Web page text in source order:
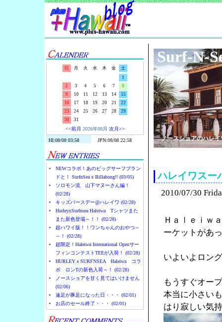
日 月 火 水 木 金
土
1
2
3 4 5 6 7
8
9
10 11 12 13 14
15
16
17 18 19 20 21
22
23
24 25 26 27 28
29
30
31
<<前月 2026年08月 次月>>
NEWコラボ！あのビッグサーフブラン
ドと！ SurfnSea x Billabong!! (03/05)
ソロモン流 山下マヌーさん編！
(02/28)
キッズバースデー@ハレイワ (02/28)
HurleyxSurfnsea Haleiwa Tシャツまた
また新色登場～！！ (02/28)
超ハワイ版！！ワンちゃんのおやつ～
～！ (02/28)
超限定！Haleiwa International Openサー
フィンコンテストTEEが入荷！ (02/28)
HURLEYｘSURFNSEA Haleiwa コラ
ボ ロンTの新色入荷～！ (02/28)
ノースショアを甘く見てはいけません
(02/06)
遠足が豚足になった日・・・ (02/01)
お店のセール終了・・・ (02/01)
Surf-N-
ノースショアのハレ
ハレイワスー
2010/07/30
Ｈａｌｅｉ
ーケットがあ
いよいよロン
もうすぐオー
本当に小さい
はり寂しい気